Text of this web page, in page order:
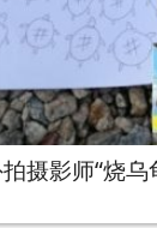
拍摄影师“烧